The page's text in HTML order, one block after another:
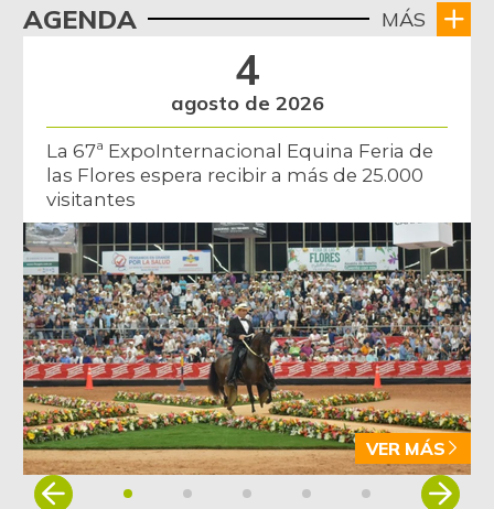
AGENDA MÁS
4
agosto de 2026
La 67ª ExpoInternacional Equina Feria de
las Flores espera recibir a más de 25.000
visitantes
VER MÁS
Item